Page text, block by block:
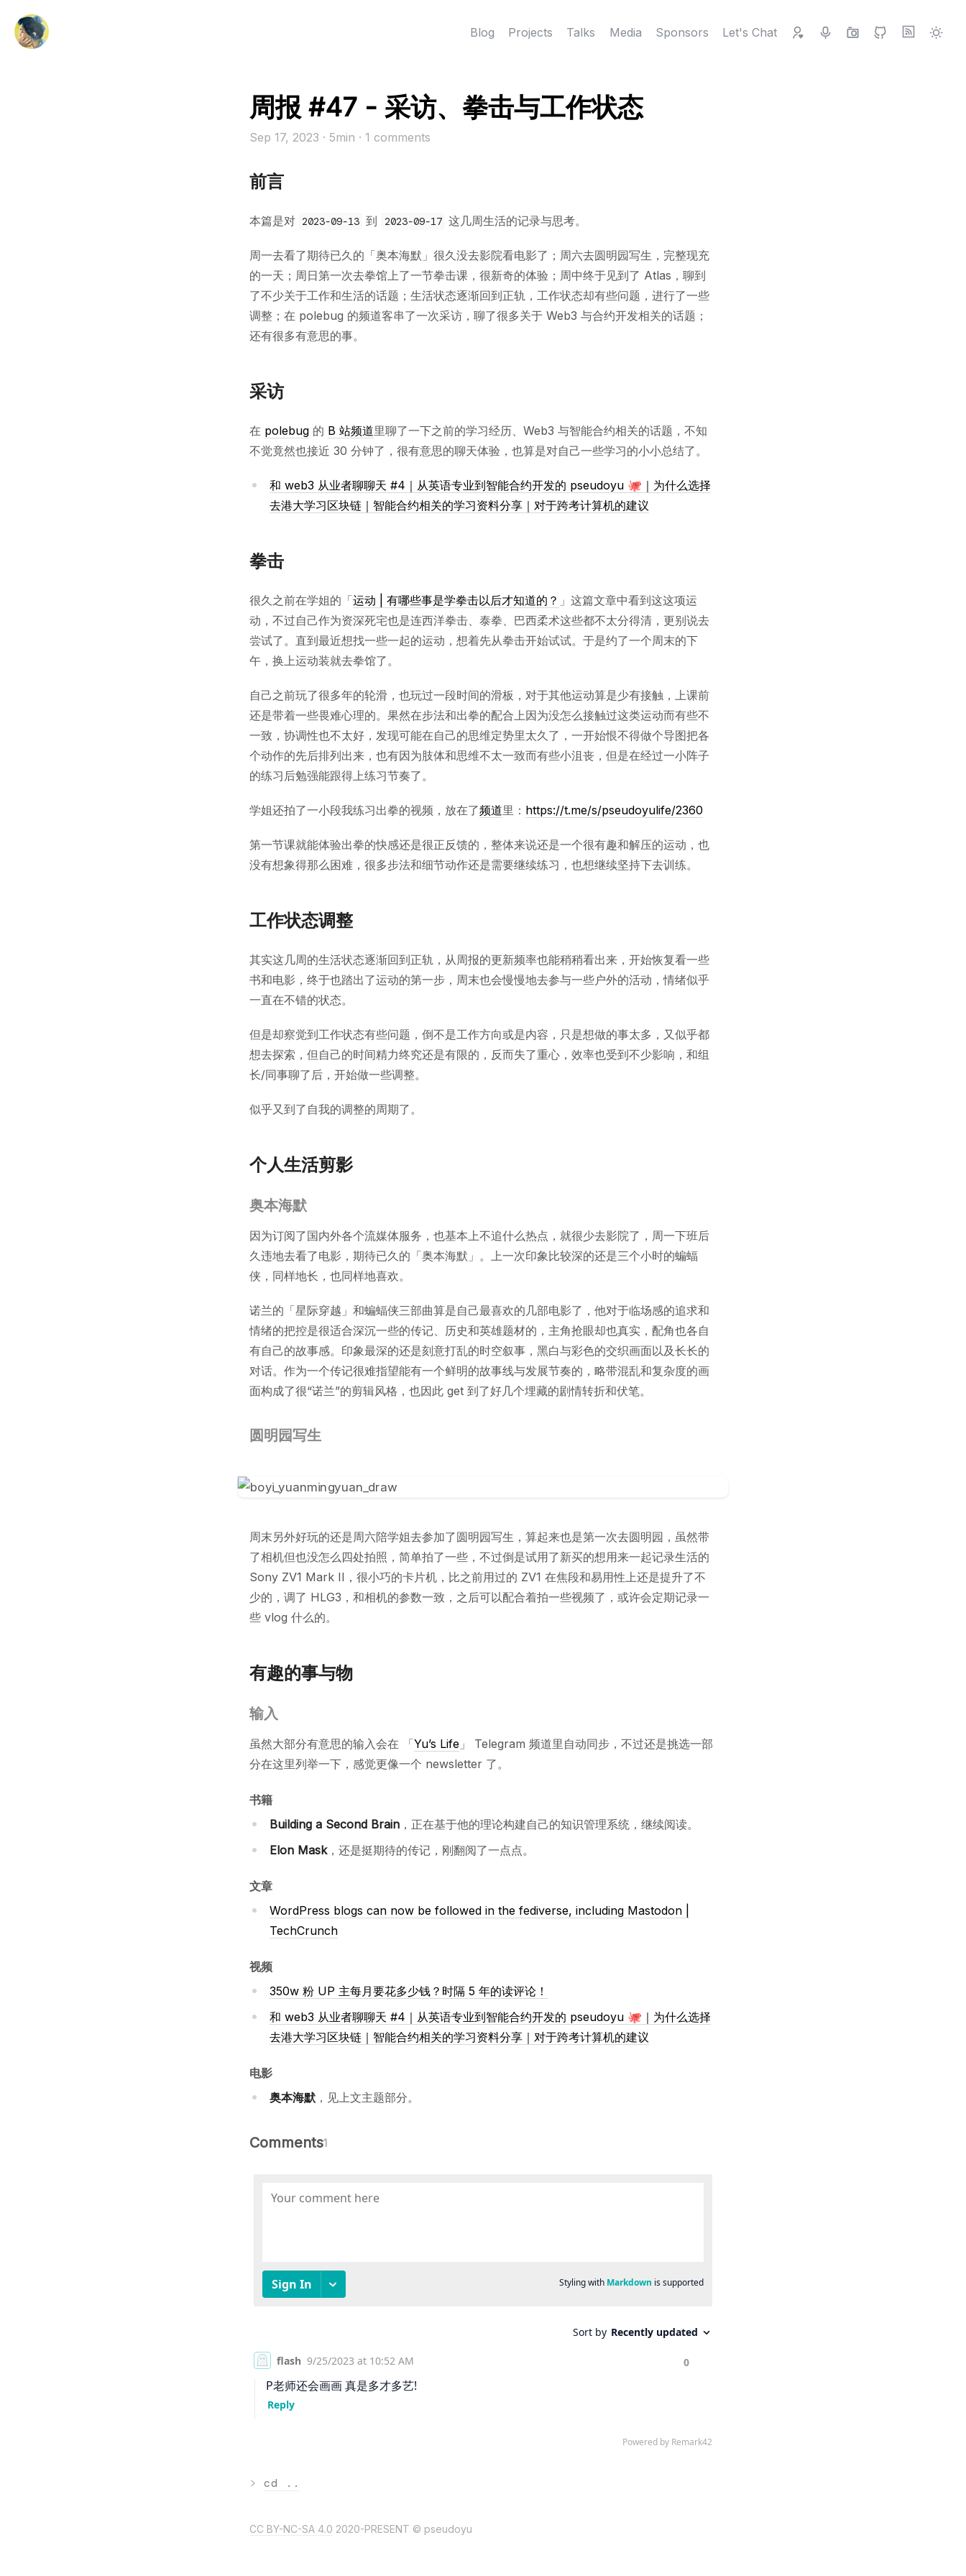
Blog Projects Talks Media Sponsors Let's Chat
周报 #47 - 采访、拳击与工作状态
Sep 17, 2023 · 5min · 1 comments
前言
本篇是对 2023-09-13 到 2023-09-17 这几周生活的记录与思考。
周一去看了期待已久的「奥本海默」很久没去影院看电影了；周六去圆明园写生，完整现充
的一天；周日第一次去拳馆上了一节拳击课，很新奇的体验；周中终于见到了 Atlas，聊到
了不少关于工作和生活的话题；生活状态逐渐回到正轨，工作状态却有些问题，进行了一些
调整；在 polebug 的频道客串了一次采访，聊了很多关于 Web3 与合约开发相关的话题；
还有很多有意思的事。
采访
在 polebug 的 B 站频道里聊了一下之前的学习经历、Web3 与智能合约相关的话题，不知
不觉竟然也接近 30 分钟了，很有意思的聊天体验，也算是对自己一些学习的小小总结了。
和 web3 从业者聊聊天 #4｜从英语专业到智能合约开发的 pseudoyu 🐙｜为什么选择
去港大学习区块链｜智能合约相关的学习资料分享｜对于跨考计算机的建议
拳击
很久之前在学姐的「运动 | 有哪些事是学拳击以后才知道的？ 」这篇文章中看到这这项运
动，不过自己作为资深死宅也是连西洋拳击、泰拳、巴西柔术这些都不太分得清，更别说去
尝试了。直到最近想找一些一起的运动，想着先从拳击开始试试。于是约了一个周末的下
午，换上运动装就去拳馆了。
自己之前玩了很多年的轮滑，也玩过一段时间的滑板，对于其他运动算是少有接触，上课前
还是带着一些畏难心理的。果然在步法和出拳的配合上因为没怎么接触过这类运动而有些不
一致，协调性也不太好，发现可能在自己的思维定势里太久了，一开始恨不得做个导图把各
个动作的先后排列出来，也有因为肢体和思维不太一致而有些小沮丧，但是在经过一小阵子
的练习后勉强能跟得上练习节奏了。
学姐还拍了一小段我练习出拳的视频，放在了频道里： https://t.me/s/pseudoyulife/2360
第一节课就能体验出拳的快感还是很正反馈的，整体来说还是一个很有趣和解压的运动，也
没有想象得那么困难，很多步法和细节动作还是需要继续练习，也想继续坚持下去训练。
工作状态调整
其实这几周的生活状态逐渐回到正轨，从周报的更新频率也能稍稍看出来，开始恢复看一些
书和电影，终于也踏出了运动的第一步，周末也会慢慢地去参与一些户外的活动，情绪似乎
一直在不错的状态。
但是却察觉到工作状态有些问题，倒不是工作方向或是内容，只是想做的事太多，又似乎都
想去探索，但自己的时间精力终究还是有限的，反而失了重心，效率也受到不少影响，和组
长/同事聊了后，开始做一些调整。
似乎又到了自我的调整的周期了。
个人生活剪影
奥本海默
因为订阅了国内外各个流媒体服务，也基本上不追什么热点，就很少去影院了，周一下班后
久违地去看了电影，期待已久的「奥本海默」。上一次印象比较深的还是三个小时的蝙蝠
侠，同样地长，也同样地喜欢。
诺兰的「星际穿越」和蝙蝠侠三部曲算是自己最喜欢的几部电影了，他对于临场感的追求和
情绪的把控是很适合深沉一些的传记、历史和英雄题材的，主角抢眼却也真实，配角也各自
有自己的故事感。印象最深的还是刻意打乱的时空叙事，黑白与彩色的交织画面以及长长的
对话。作为一个传记很难指望能有一个鲜明的故事线与发展节奏的，略带混乱和复杂度的画
面构成了很“诺兰”的剪辑风格，也因此 get 到了好几个埋藏的剧情转折和伏笔。
圆明园写生
周末另外好玩的还是周六陪学姐去参加了圆明园写生，算起来也是第一次去圆明园，虽然带
了相机但也没怎么四处拍照，简单拍了一些，不过倒是试用了新买的想用来一起记录生活的
Sony ZV1 Mark II，很小巧的卡片机，比之前用过的 ZV1 在焦段和易用性上还是提升了不
少的，调了 HLG3，和相机的参数一致，之后可以配合着拍一些视频了，或许会定期记录一
些 vlog 什么的。
有趣的事与物
输入
虽然大部分有意思的输入会在 「Yu’s Life 」 Telegram 频道里自动同步，不过还是挑选一部
分在这里列举一下，感觉更像一个 newsletter 了。
书籍
Building a Second Brain ，正在基于他的理论构建自己的知识管理系统，继续阅读。
Elon Mask，还是挺期待的传记，刚翻阅了一点点。
文章
WordPress blogs can now be followed in the fediverse, including Mastodon |
TechCrunch
视频
350w 粉 UP 主每月要花多少钱？时隔 5 年的读评论！
和 web3 从业者聊聊天 #4｜从英语专业到智能合约开发的 pseudoyu 🐙｜为什么选择
去港大学习区块链｜智能合约相关的学习资料分享｜对于跨考计算机的建议
电影
奥本海默 ，见上文主题部分。
Comments1
> cd ..
CC BY-NC-SA 4.0 2020-PRESENT © pseudoyu